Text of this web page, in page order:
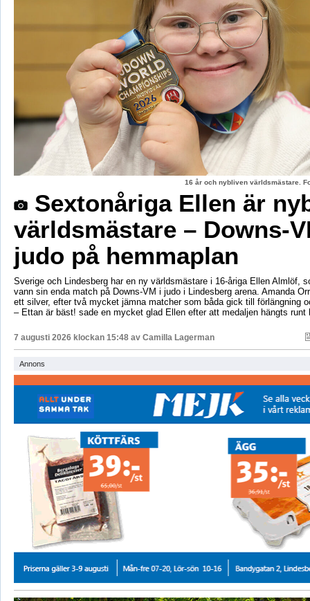
16 år och nybliven världsmästare.
Sextonåriga Ellen är
världsmästare – Downs-
judo på hemmaplan
Sverige och Lindesberg har en ny världsmästare i 16-åriga Ellen Almlöf,
vann sin enda match på Downs-VM i judo i Lindesberg arena. Amanda
ett silver, efter två mycket jämna matcher som båda gick till förlängning
– Ettan är bäst! sade en mycket glad Ellen efter att medaljen hängts runt
7 augusti 2026 klockan 15:48 av Camilla Lagerman
Annons